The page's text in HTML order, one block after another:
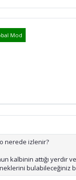
Mod
nerede izlenir?
kalbinin attığı yerdir
bulabileceğiniz